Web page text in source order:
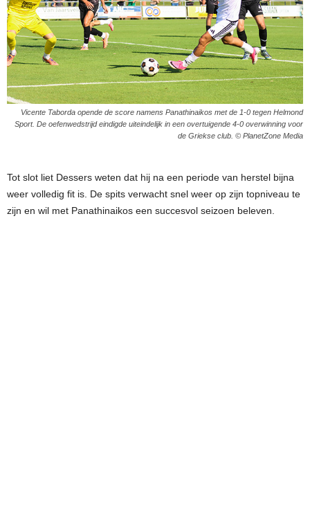
Vicente Taborda opende de score namens Panathinaikos met de 1-0 tegen Helmond
Sport. De oefenwedstrijd eindigde uiteindelijk in een overtuigende 4-0 overwinning voor
de Griekse club. © PlanetZone Media
Tot slot liet Dessers weten dat hij na een periode van herstel bijna
weer volledig fit is. De spits verwacht snel weer op zijn topniveau te
zijn en wil met Panathinaikos een succesvol seizoen beleven.